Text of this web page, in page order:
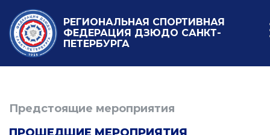
РЕГИОНАЛЬНАЯ СПОРТИВНАЯ
ФЕДЕРАЦИЯ ДЗЮДО САНКТ-
ПЕТЕРБУРГА
Предстоящие мероприятия